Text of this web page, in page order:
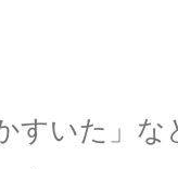
すいた」な